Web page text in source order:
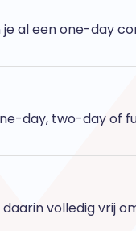
je al een one-day
day, two-day of
volledig vrij